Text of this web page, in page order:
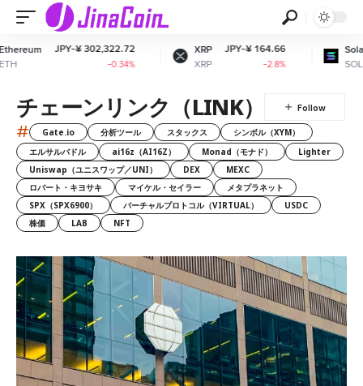
¥ 302,322.72
XRP
XRP
JPY-¥ 164.66
-2.8%
Solana
SOL
JPY-¥
チェーンリンク（LINK）
# Gate.io 分析ツール スタックス
シンボル（XYM）
エルサルバドル
ai16z（AI16Z） Monad（モナド）
Lighter
Uniswap（ユニスワップ／UNI）
DEX
MEXC
ロバート・キヨサキ
マイケル・セイラー
メタプラネット
SPX（SPX6900）
バーチャルプロトコル（VIRTUAL）
USDC
株価
LAB NFT